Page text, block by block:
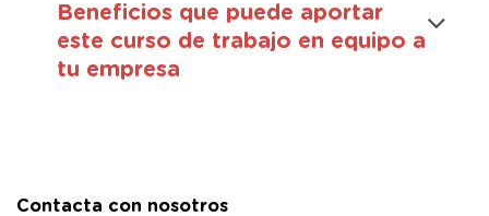
Beneficios que puede aportar
este curso de trabajo en equipo a
tu empresa
Contacta con nosotros